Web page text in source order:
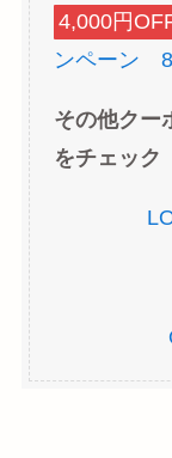
4,000円
ンペーン
その他クー
をチェック